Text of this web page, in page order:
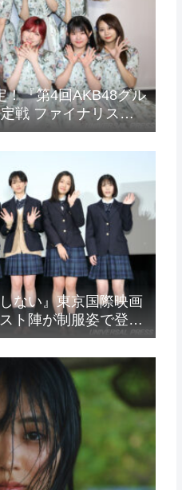
！『第4回AKB48グル
戦 ファイナリスト
ない』東京国際映画
ト陣が制服姿で登